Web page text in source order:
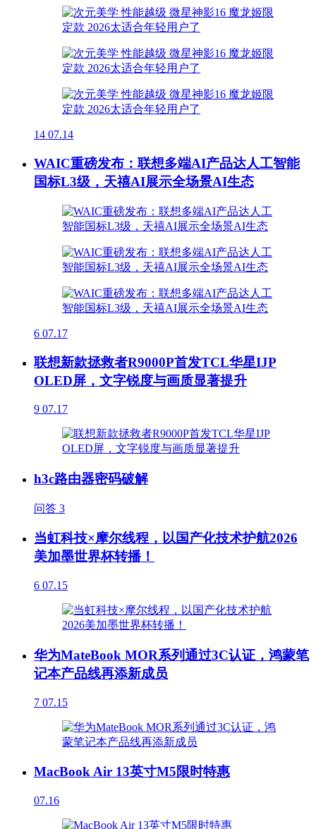
14 07.14
WAIC重磅发布：联想多端AI产品达人工智能
国标L3级，天禧AI展示全场景AI生态
6 07.17
联想新款拯救者R9000P首发TCL华星IJP
OLED屏，文字锐度与画质显著提升
9 07.17
h3c路由器密码破解
问答 3
当虹科技×摩尔线程，以国产化技术护航2026
美加墨世界杯转播！
6 07.15
华为MateBook MOR系列通过3C认证，鸿蒙笔
记本产品线再添新成员
7 07.15
MacBook Air 13英寸M5限时特惠
07.16